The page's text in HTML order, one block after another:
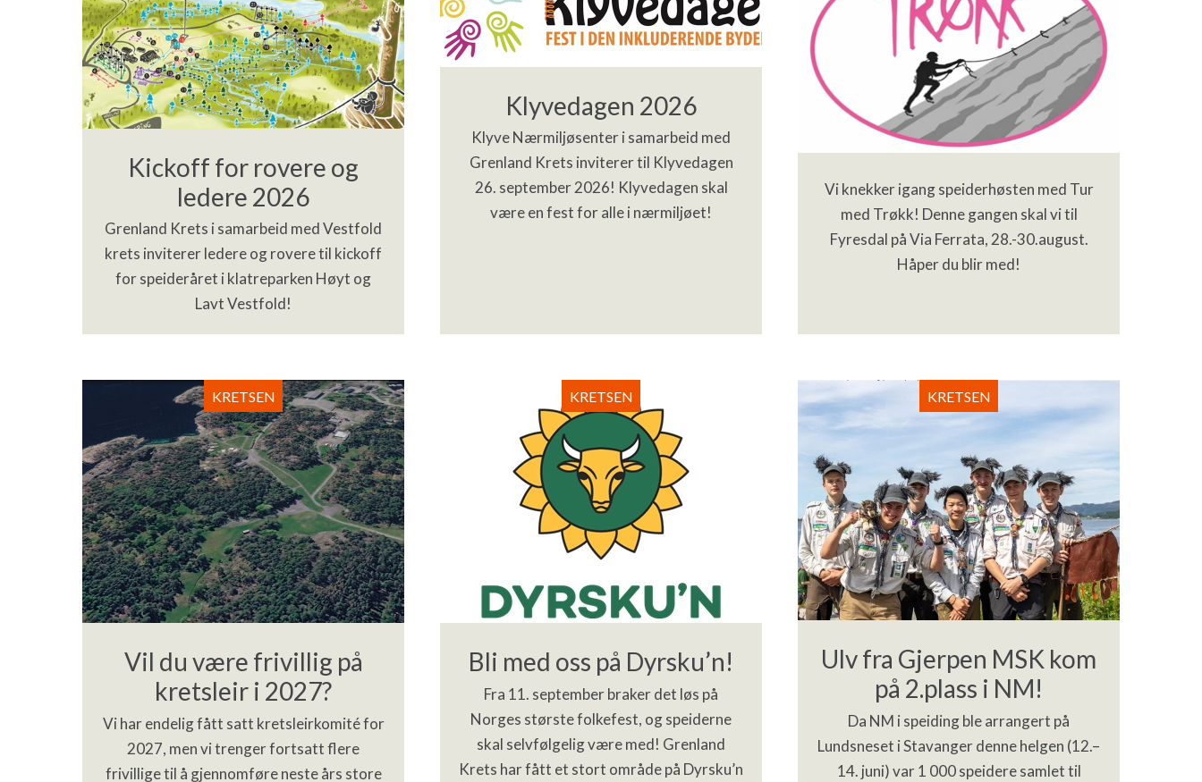
Kickoff for rovere og
ledere 2026
Grenland Krets i samarbeid med Vestfold
krets inviterer ledere og rovere til kickoff
for speideråret i klatreparken Høyt og
Lavt Vestfold!
Klyvedagen 2026
Klyve Nærmiljøsenter i samarbeid med
Grenland Krets inviterer til Klyvedagen
26. september 2026! Klyvedagen skal
være en fest for alle i nærmiljøet!
Vi knekker igang speiderhøsten med Tur
med Trøkk! Denne gangen skal vi til
Fyresdal på Via Ferrata, 28.-30.august.
Håper du blir med!
Vil du være frivillig på
kretsleir i 2027?
Vi har endelig fått satt kretsleirkomité for
2027, men vi trenger fortsatt flere
frivillige til å gjennomføre neste års store
KRETSEN
Bli med oss på Dyrsku’n!
Fra 11. september braker det løs på
Norges største folkefest, og speiderne
skal selvfølgelig være med! Grenland
Krets har fått et stort område på Dyrsku’n
KRETSEN
Ulv fra Gjerpen MSK kom
på 2.plass i NM!
Da NM i speiding ble arrangert på
Lundsneset i Stavanger denne helgen (12.–
14. juni) var 1 000 speidere samlet til
KRETSEN